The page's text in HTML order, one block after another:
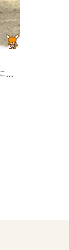
2024年12月9日週 ウィークリーたどにて放送